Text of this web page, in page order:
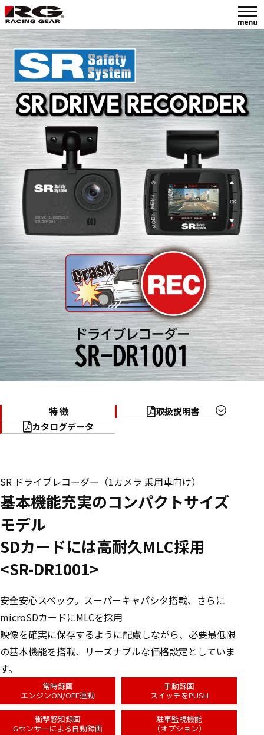
特 徴
取扱説明書
カタログデータ
SR ドライブレコーダー（1カメラ 乗用車向け）
基本機能充実のコンパクトサイズ
モデル
SDカードには高耐久MLC採用
<SR-DR1001>
安全安心スペック。スーパーキャパシタ搭載、さらに
microSDカードにMLCを採用
映像を確実に保存するように配慮しながら、必要最低限
の基本機能を搭載、リーズナブルな価格設定としていま
す。
常時録画
エンジンON/OFF連動
手動録画
スイッチをPUSH
衝撃感知録画
Gセンサーによる自動録画
駐車監視機能
（オプション）